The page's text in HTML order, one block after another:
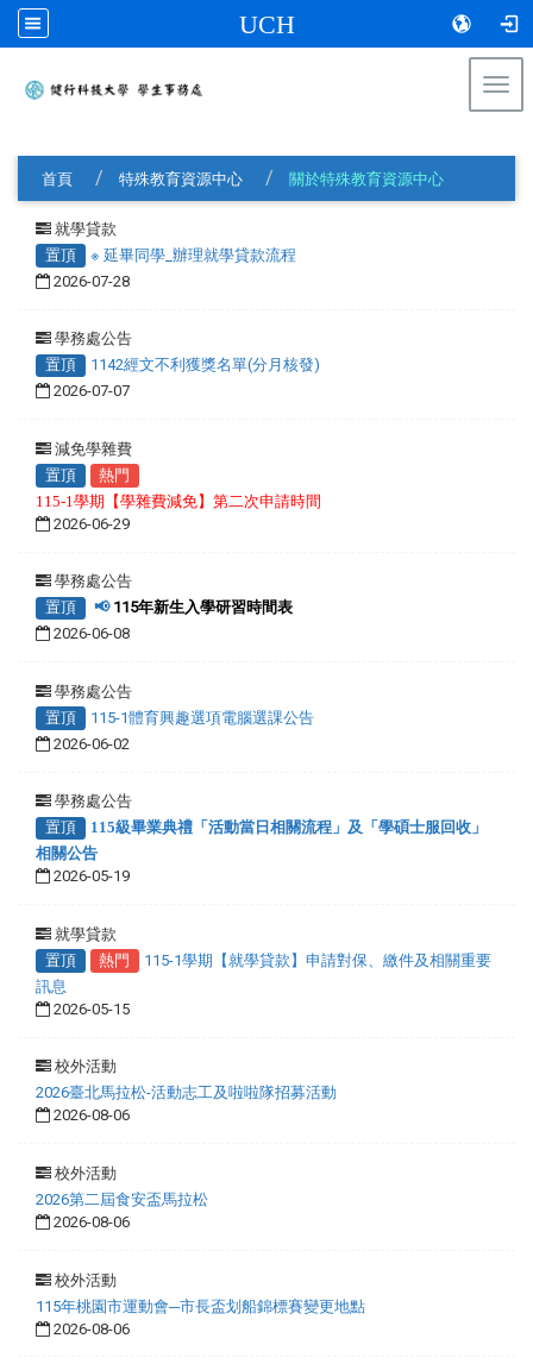
UCH
首頁
特殊教育資源中心 關於特殊教育資源中心
就學貸款
置頂
※ 延畢同學_辦理就學貸款流程
2026-07-28
學務處公告
置頂
1142經文不利獲獎名單(分月核發)
2026-07-07
減免學雜費
置頂
熱門
115-1學期【學雜費減免】第二次申請時間
2026-06-29
學務處公告
置頂
📢115年新生入學研習時間表
2026-06-08
學務處公告
置頂
115-1體育興趣選項電腦選課公告
2026-06-02
學務處公告
置頂
115級畢業典禮「活動當日相關流程」及「學碩士服回收」
相關公告
2026-05-19
就學貸款
置頂
熱門
115-1學期【就學貸款】申請對保、繳件及相關重要
訊息
2026-05-15
校外活動
2026臺北馬拉松-活動志工及啦啦隊招募活動
2026-08-06
校外活動
2026第二屆食安盃馬拉松
2026-08-06
校外活動
115年桃園市運動會─市長盃划船錦標賽變更地點
2026-08-06